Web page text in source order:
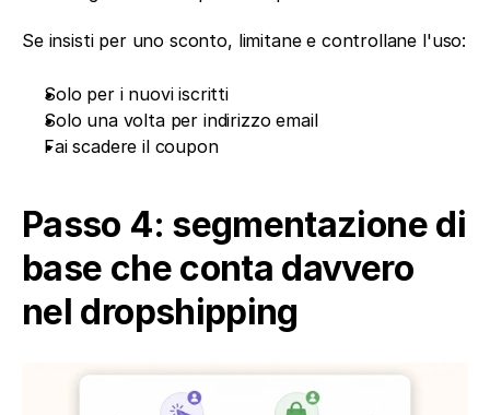
Se insisti per uno sconto, limitane e controllane l'uso:
Solo per i nuovi iscritti
Solo una volta per indirizzo email
Fai scadere il coupon
Passo 4: segmentazione di
base che conta davvero
nel dropshipping